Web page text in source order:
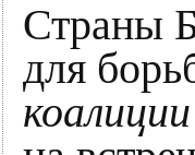
Страны
для